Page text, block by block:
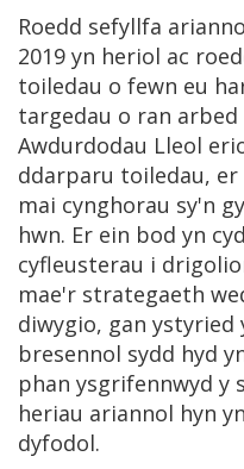
Roedd sefyllfa
2019 yn heriol ac
toiledau o fewn eu
targedau o ran
Awdurdodau Lleol
ddarparu toiledau, er
mai cynghorau sy'n
hwn. Er ein bod yn
cyfleusterau i
mae'r strategaeth
diwygio, gan
bresennol sydd hyd
phan ysgrifennwyd y
heriau ariannol hyn
dyfodol.